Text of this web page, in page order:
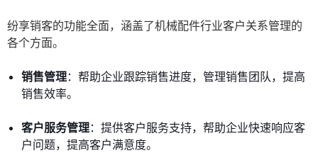
纷享销客的功能全面，涵盖了机械配件行业客户关系管理的
各个方面。
销售管理：帮助企业跟踪销售进度，管理销售团队，提高
销售效率。
客户服务管理：提供客户服务支持，帮助企业快速响应客
户问题，提高客户满意度。